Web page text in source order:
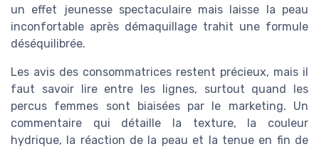
un effet jeunesse spectaculaire mais laisse la peau
inconfortable après démaquillage trahit une formule
déséquilibrée.
Les avis des consommatrices restent précieux, mais il
faut savoir lire entre les lignes, surtout quand les
percus femmes sont biaisées par le marketing. Un
commentaire qui détaille la texture, la couleur
hydrique, la réaction de la peau et la tenue en fin de